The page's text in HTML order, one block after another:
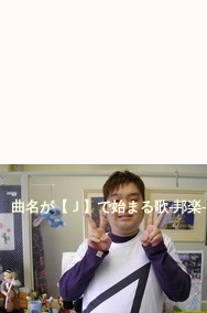
曲名が【Ｊ】で始まる歌-邦楽-